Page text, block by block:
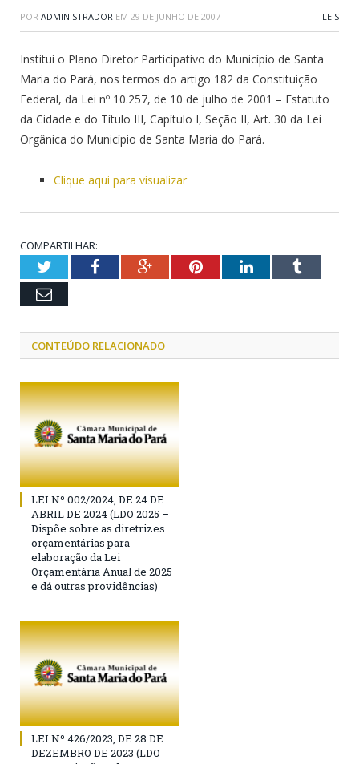
POR ADMINISTRADOR EM 29 DE JUNHO DE 2007 LEIS
Institui o Plano Diretor Participativo do Município de Santa
Maria do Pará, nos termos do artigo 182 da Constituição
Federal, da Lei nº 10.257, de 10 de julho de 2001 – Estatuto
da Cidade e do Título III, Capítulo I, Seção II, Art. 30 da Lei
Orgânica do Município de Santa Maria do Pará.
Clique aqui para visualizar
COMPARTILHAR:
TwitterFacebookGoogle+PinterestLinkedInTumblr
Email
CONTEÚDO RELACIONADO
LEI Nº 002/2024, DE 24 DE
ABRIL DE 2024 (LDO 2025 –
Dispõe sobre as diretrizes
orçamentárias para
elaboração da Lei
Orçamentária Anual de 2025
e dá outras providências)
LEI Nº 426/2023, DE 28 DE
DEZEMBRO DE 2023 (LDO